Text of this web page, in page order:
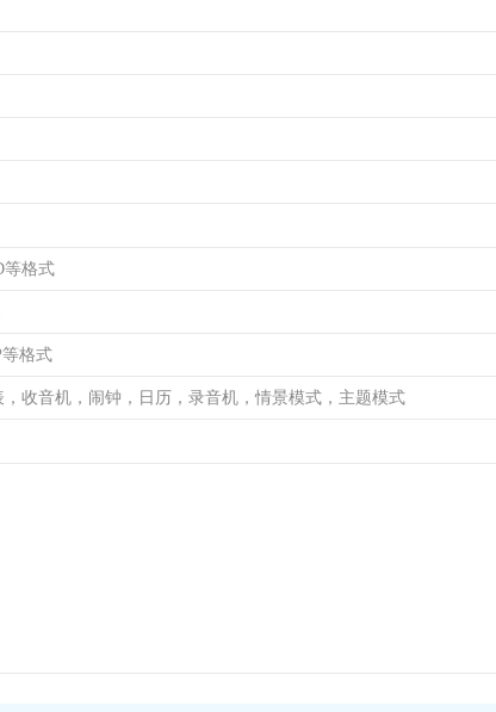
等格式
等格式
收音机，闹钟，日历，录音机，情景模式，主题模式